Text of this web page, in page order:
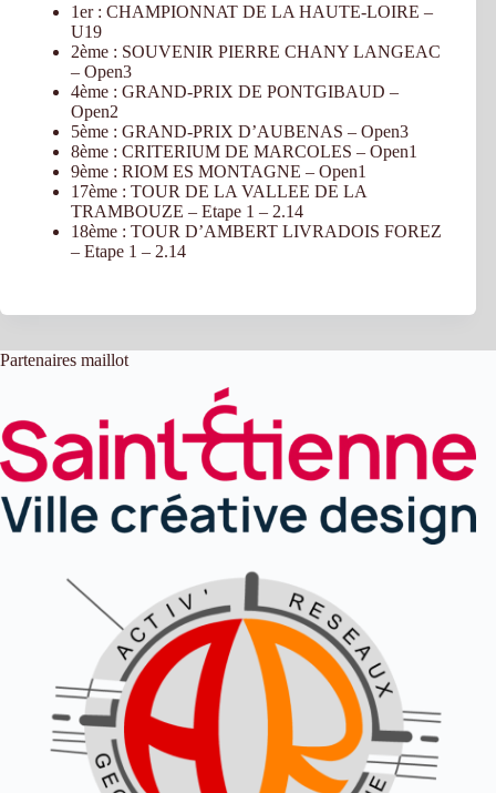
1er : CHAMPIONNAT DE LA HAUTE-LOIRE –
U19
2ème : SOUVENIR PIERRE CHANY LANGEAC
– Open3
4ème : GRAND-PRIX DE PONTGIBAUD –
Open2
5ème : GRAND-PRIX D’AUBENAS – Open3
8ème : CRITERIUM DE MARCOLES – Open1
9ème : RIOM ES MONTAGNE – Open1
17ème : TOUR DE LA VALLEE DE LA
TRAMBOUZE – Etape 1 – 2.14
18ème : TOUR D’AMBERT LIVRADOIS FOREZ
– Etape 1 – 2.14
Partenaires maillot